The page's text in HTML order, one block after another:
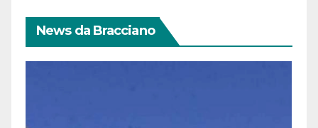
News da Bracciano